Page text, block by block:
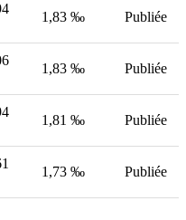
1,83 ‰ Publiée
1,83 ‰ Publiée
1,81 ‰ Publiée
1,73 ‰ Publiée